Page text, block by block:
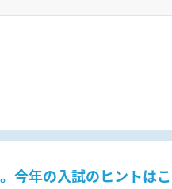
今年の入試のヒントは